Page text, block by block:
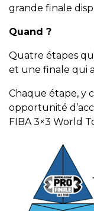
grande finale
Quand ?
Quatre étapes
et une finale qui
Chaque étape, y
opportunité
FIBA 3×3 World